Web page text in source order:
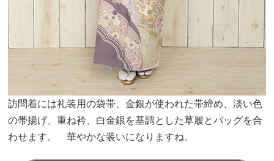
訪問着には礼装用の袋帯、金銀が使われた帯締め、淡い色
の帯揚げ、重ね衿、白金銀を基調とした草履とバッグを合
わせます。 華やかな装いになりますね。